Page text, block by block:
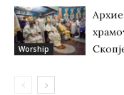
Worship